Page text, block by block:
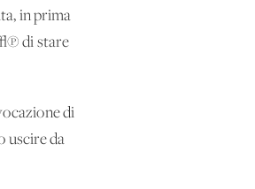
in prima
di stare
di
uscire da